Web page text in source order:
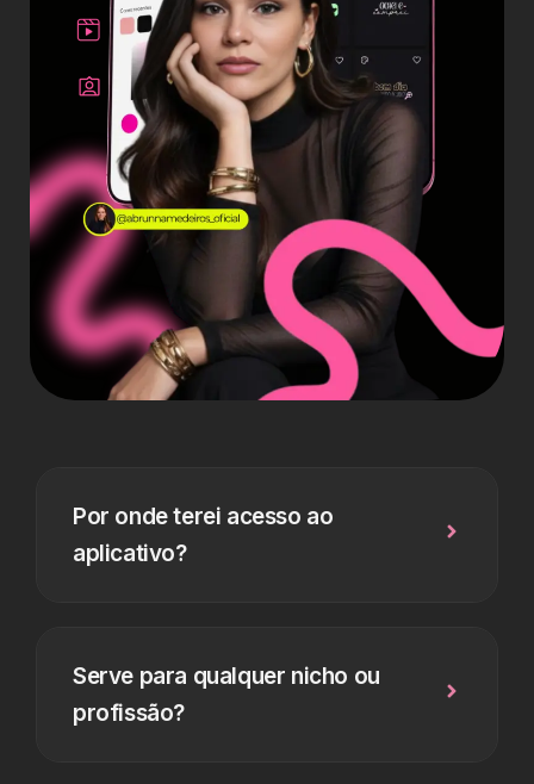
Por onde terei acesso ao
aplicativo?
Serve para qualquer nicho ou
profissão?